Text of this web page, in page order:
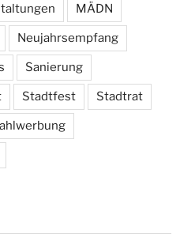
MÄDN
Neujahrsempfang
Sanierung
Stadtfest Stadtrat